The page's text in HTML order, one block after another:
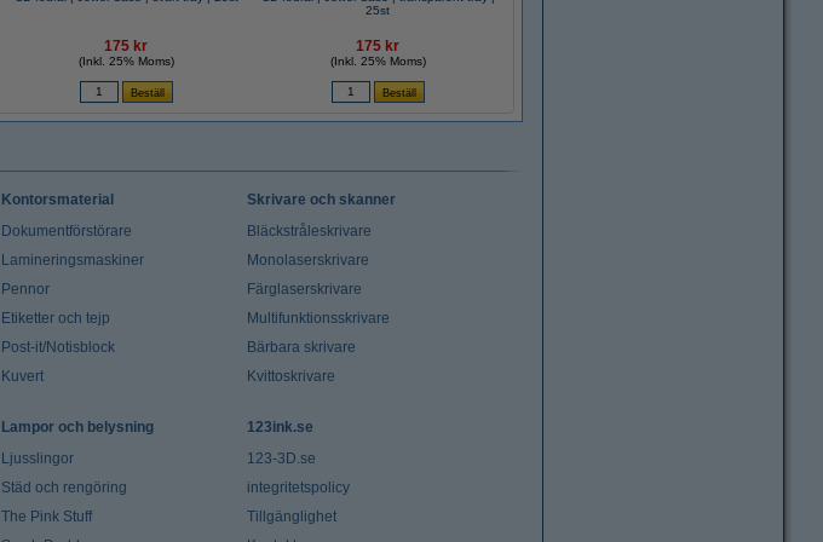
175 kr
(Inkl. 25% Moms)
25st
175 kr
(Inkl. 25% Moms)
Kontorsmaterial
Dokumentförstörare
Lamineringsmaskiner
Pennor
Etiketter och tejp
Post-it/Notisblock
Kuvert
Skrivare och skanner
Bläckstråleskrivare
Monolaserskrivare
Färglaserskrivare
Multifunktionsskrivare
Bärbara skrivare
Kvittoskrivare
Lampor och belysning
Ljusslingor
Städ och rengöring
The Pink Stuff
123ink.se
123-3D.se
integritetspolicy
Tillgänglighet